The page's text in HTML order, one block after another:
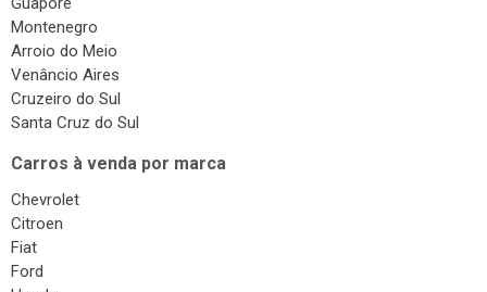
Montenegro
Arroio do Meio
Venâncio Aires
Cruzeiro do Sul
Santa Cruz do Sul
Carros à venda por marca
Chevrolet
Citroen
Fiat
Ford